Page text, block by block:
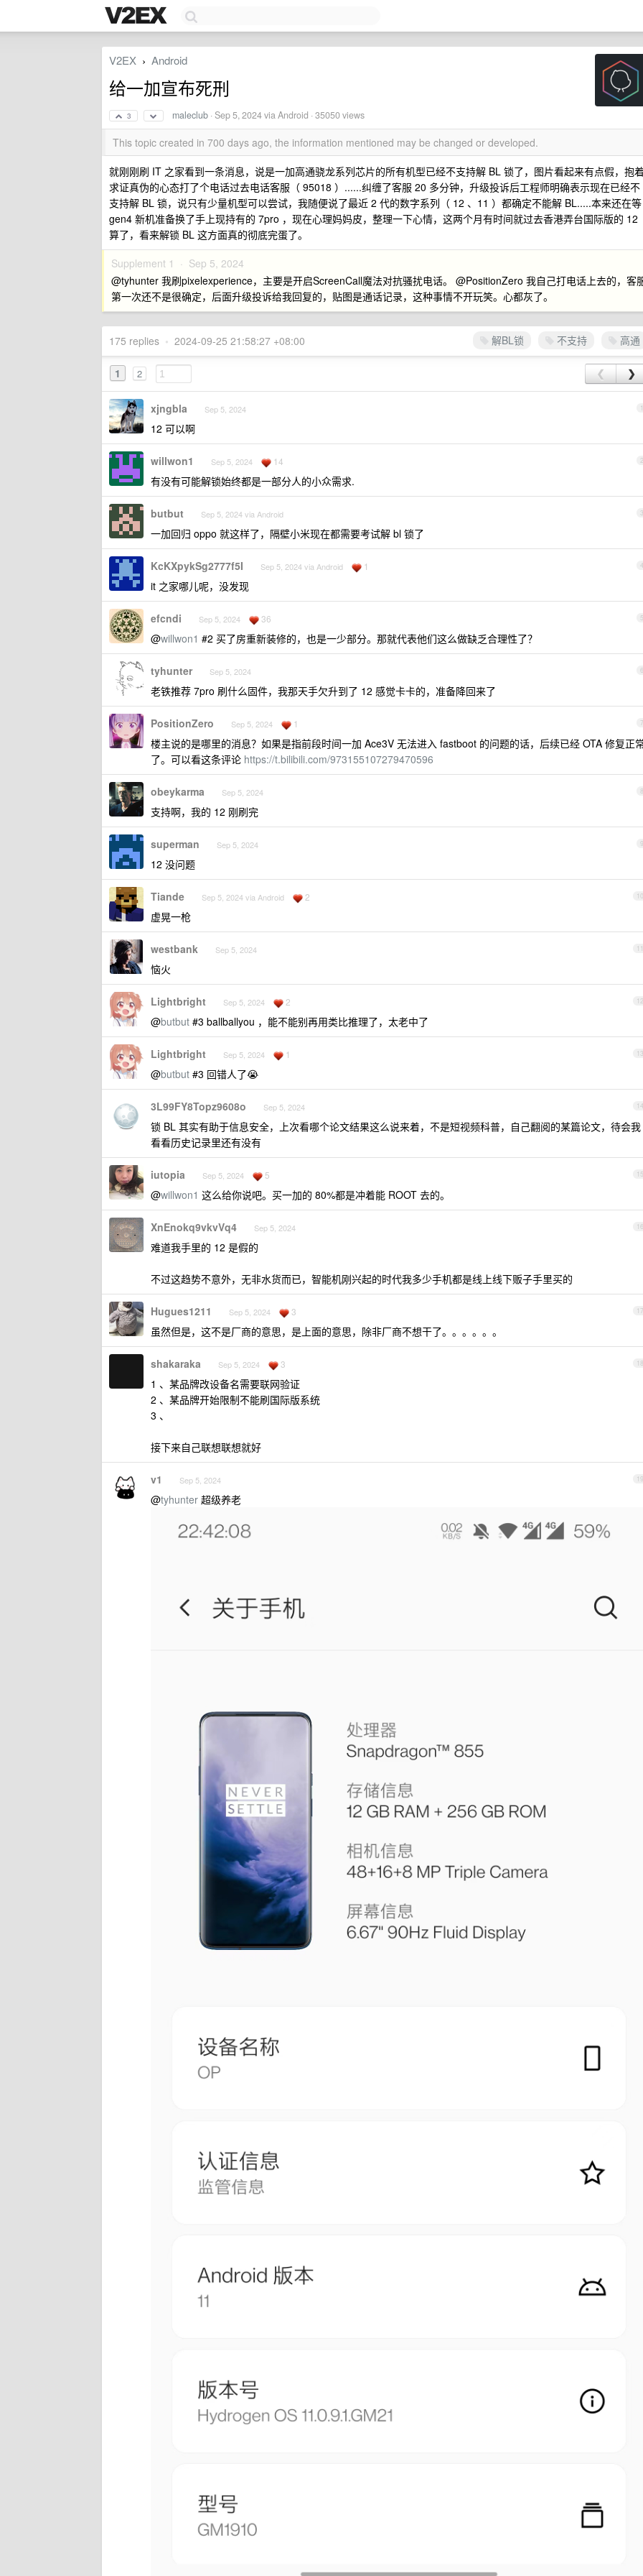
V2EX › Android
给一加宣布死刑
3 maleclub ·Sep 5, 2024via Android · 35050 views
This topic created in 700 days ago, the information mentioned may be changed or developed.
就刚刚刷 IT 之家看到一条消息，说是一加高通骁龙系列芯片的所有机型已经不支持解 BL 锁了，图片看起来有点假，抱着
求证真伪的心态打了个电话过去电话客服（ 95018 ）......纠缠了客服 20 多分钟，升级投诉后工程师明确表示现在已经不
支持解 BL 锁，说只有少量机型可以尝试，我随便说了最近 2 代的数字系列（ 12 、11 ）都确定不能解 BL.....本来还在等
gen4 新机准备换了手上现持有的 7pro ，现在心理妈妈皮，整理一下心情，这两个月有时间就过去香港弄台国际版的 12
算了，看来解锁 BL 这方面真的彻底完蛋了。
Supplement 1 · Sep 5, 2024
@tyhunter 我刷pixelexperience，主要是开启ScreenCall魔法对抗骚扰电话。 @PositionZero 我自己打电话上去的，客
第一次还不是很确定，后面升级投诉给我回复的，贴图是通话记录，这种事情不开玩笑。心都灰了。
解BL锁 不支持 高通
175 replies • 2024-09-25 21:58:27 +08:00
1 2 ❮ ❯
1
xjngbla Sep 5, 2024
12 可以啊
2
willwon1 Sep 5, 2024 14
有没有可能解锁始终都是一部分人的小众需求.
3
butbut Sep 5, 2024 via Android
一加回归 oppo 就这样了，隔壁小米现在都需要考试解 bl 锁了
4
KcKXpykSg2777f5I Sep 5, 2024 via Android 1
it 之家哪儿呢，没发现
5
efcndi Sep 5, 2024 36
@willwon1 #2 买了房重新装修的，也是一少部分。那就代表他们这么做缺乏合理性了？
6
tyhunter Sep 5, 2024
老铁推荐 7pro 刷什么固件，我那天手欠升到了 12 感觉卡卡的，准备降回来了
7
PositionZero Sep 5, 2024 1
楼主说的是哪里的消息？如果是指前段时间一加 Ace3V 无法进入 fastboot 的问题的话，后续已经 OTA 修复正
了。可以看这条评论 https://t.bilibili.com/973155107279470596
8
obeykarma Sep 5, 2024
支持啊，我的 12 刚刷完
9
superman Sep 5, 2024
12 没问题
10
Tiande Sep 5, 2024 via Android 2
虚晃一枪
11
westbank Sep 5, 2024
恼火
12
Lightbright Sep 5, 2024 2
@butbut #3 ballballyou ，能不能别再用类比推理了，太老中了
13
Lightbright Sep 5, 2024 1
@butbut #3 回错人了😭
14
3L99FY8Topz9608o Sep 5, 2024
锁 BL 其实有助于信息安全，上次看哪个论文结果这么说来着，不是短视频科普，自己翻阅的某篇论文，待会我
看看历史记录里还有没有
15
iutopia Sep 5, 2024 5
@willwon1 这么给你说吧。买一加的 80%都是冲着能 ROOT 去的。
16
XnEnokq9vkvVq4 Sep 5, 2024
难道我手里的 12 是假的
不过这趋势不意外，无非水货而已，智能机刚兴起的时代我多少手机都是线上线下贩子手里买的
17
Hugues1211 Sep 5, 2024 3
虽然但是，这不是厂商的意思，是上面的意思，除非厂商不想干了。。。。。。
18
shakaraka Sep 5, 2024 3
1 、某品牌改设备名需要联网验证
2 、某品牌开始限制不能刷国际版系统
3 、
接下来自己联想联想就好
19
v1 Sep 5, 2024
@tyhunter 超级养老